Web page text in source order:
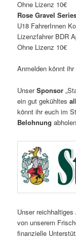
Ohne Lizenz 10€
Rose Gravel
U18 FahrerInnen
Lizenzfahrer BDR
Ohne Lizenz 10€
Anmelden könnt
UnserSponsor
ein gut gekühltes
könnt ihr euch im
Belohnung
Unser
von unserem
finanzielle